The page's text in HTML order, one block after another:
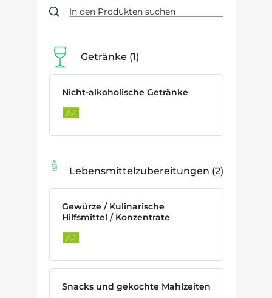
Getränke 1
Nicht-alkoholische Getränke
Lebensmittelzubereitungen 2
Gewürze / Kulinarische
Hilfsmittel / Konzentrate
Snacks und gekochte Mahlzeiten